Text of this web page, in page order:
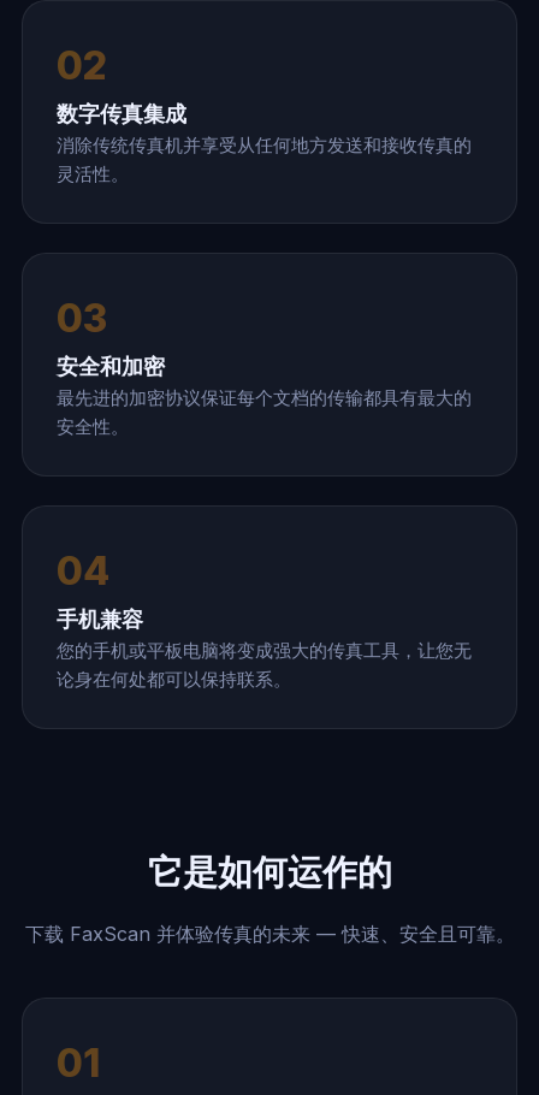
02
数字传真集成
消除传统传真机并享受从任何地方发送和接收传真的
灵活性。
03
安全和加密
最先进的加密协议保证每个文档的传输都具有最大的
安全性。
04
手机兼容
您的手机或平板电脑将变成强大的传真工具，让您无
论身在何处都可以保持联系。
它是如何运作的
下载 FaxScan 并体验传真的未来 — 快速、安全且可靠。
01